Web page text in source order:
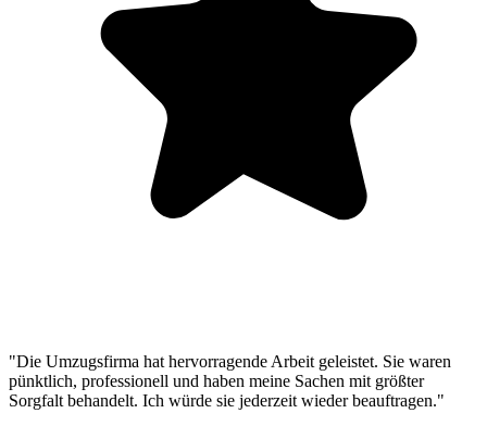
"Die Umzugsfirma hat hervorragende Arbeit geleistet. Sie waren
pünktlich, professionell und haben meine Sachen mit größter
Sorgfalt behandelt. Ich würde sie jederzeit wieder beauftragen."